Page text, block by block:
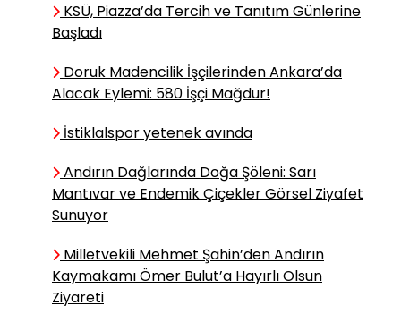
AKSU
Özlüyorum – 3
TÜRKOLOG Sibel
TOPÇUOĞLU DEDEOĞLU
KSÜ, Piazza’da Tercih ve Tanıtım Günlerine
Başladı
Doruk Madencilik İşçilerinden Ankara’da
Alacak Eylemi: 580 İşçi Mağdur!
İstiklalspor yetenek avında
Andırın Dağlarında Doğa Şöleni: Sarı
Mantıvar ve Endemik Çiçekler Görsel Ziyafet
Sunuyor
Milletvekili Mehmet Şahin’den Andırın
Kaymakamı Ömer Bulut’a Hayırlı Olsun
Ziyareti